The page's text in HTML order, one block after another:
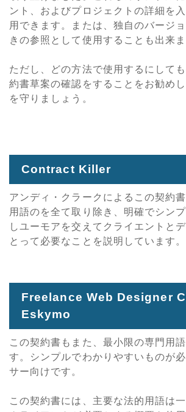
ント、およびプロジェクトの詳細を
用できます。または、独自のバージ
きの参照として使用することも出来ま
ただし、どの方法で使用するにして
約書草案の確認をすることをお勧め
を守りましょう。
Contract Killer
アンディ・クラークによるこの契約
用語のを全て取り除き、明確でシン
しユーモアを交えてクライエントと
とって必要なことを説明しています。
Freelance Web Designer
Eskymo
この契約書もまた、最小限の専門用
す。シンプルでわかりやすいものが
サー向けです。
この契約書には、主要な法的用語は